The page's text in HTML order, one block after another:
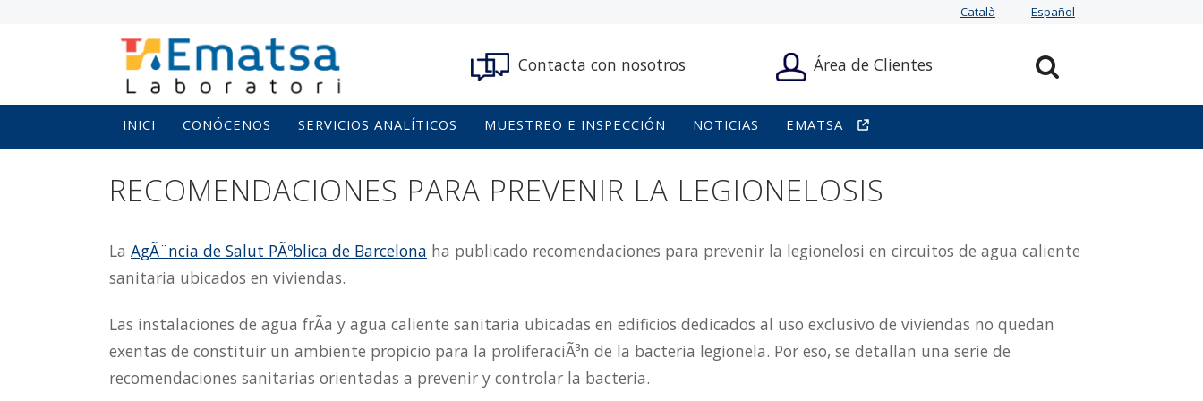
Català Español
Contacta con nosotros Área de Clientes
INICI CONÓCENOS SERVICIOS ANALÍTICOS MUESTREO E INSPECCIÓN NOTICIAS EMATSA
RECOMENDACIONES PARA PREVENIR LA LEGIONELOSIS
La AgÃ¨ncia de Salut PÃºblica de Barcelona ha publicado recomendaciones para prevenir la legionelosi en circuitos de agua caliente
sanitaria ubicados en viviendas.
Las instalaciones de agua frÃ­a y agua caliente sanitaria ubicadas en edificios dedicados al uso exclusivo de viviendas no quedan
exentas de constituir un ambiente propicio para la proliferaciÃ³n de la bacteria legionela. Por eso, se detallan una serie de
recomendaciones sanitarias orientadas a prevenir y controlar la bacteria.